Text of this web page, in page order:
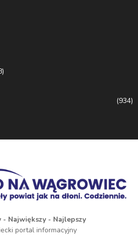
(934)
- Największy - Najlepszy
portal informacyjny